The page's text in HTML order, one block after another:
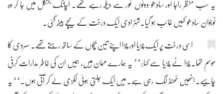
یہ سب منظر راجا اور سادھو دونوں غور سے دیکھ رہے تھے۔ اچانک جنگل میں جا کر وہ
نوجوان سادھو کہیں غائب ہو گیا۔شہزادی ایک درخت کے نیچے بیٹھ گئی۔
اسی درخت پر ایک چڑیا اور چڑا اپنے تین بچّوں کے ساتھ رہتے تھے۔ سردی کا
موسم تھا۔ چڑا نے چڑیا سے کہا:’’ یہ ہمارے مہمان ہیں، ہمیں ان کی خاطر مدارات کرنی
چاہیے۔ انھیں ٹھنڈ لگ رہی ہے۔ مَیں ایک جلتی ہوئی لکڑی لے کر آتی ہوں۔‘‘ یہ